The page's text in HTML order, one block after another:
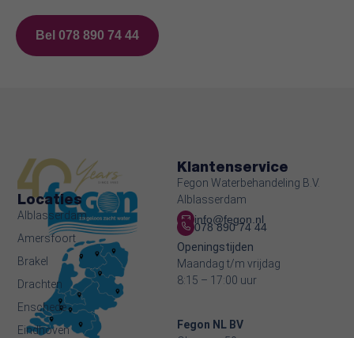
Bel 078 890 74 44
Klantenservice
Fegon Waterbehandeling B.V.
Alblasserdam
info@fegon.nl
078 890 74 44
Openingstijden
Maandag t/m vrijdag
8:15 – 17:00 uur
Fegon NL BV
Locaties
Alblasserdam
Amersfoort
Brakel
Drachten
Enschede
Eindhoven